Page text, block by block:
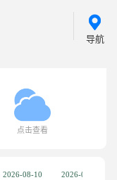
导航
点击查看
2026-08-10
2026-08-11